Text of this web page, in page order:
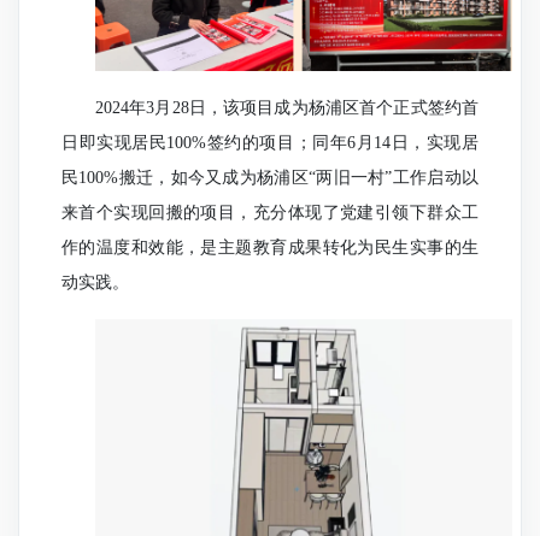
2024年3月28日，该项目成为杨浦区首个正式签约首
日即实现居民100%签约的项目；同年6月14日，实现居
民100%搬迁，如今又成为杨浦区“两旧一村”工作启动以
来首个实现回搬的项目，充分体现了党建引领下群众工
作的温度和效能，是主题教育成果转化为民生实事的生
动实践。